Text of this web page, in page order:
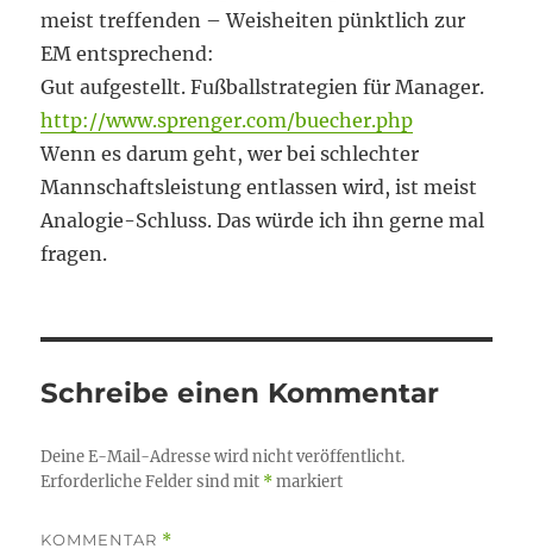
meist treffenden – Weisheiten pünktlich zur
EM entsprechend:
Gut aufgestellt. Fußballstrategien für Manager.
http://www.sprenger.com/buecher.php
Wenn es darum geht, wer bei schlechter
Mannschaftsleistung entlassen wird, ist meist
Analogie-Schluss. Das würde ich ihn gerne mal
fragen.
Schreibe einen Kommentar
Deine E-Mail-Adresse wird nicht veröffentlicht.
Erforderliche Felder sind mit *markiert
KOMMENTAR *